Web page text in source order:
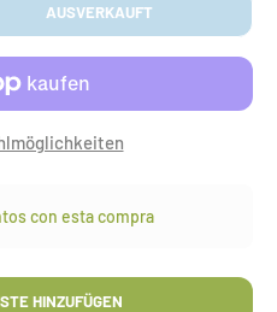
AUSVERKAUFT
con esta compra
HINZUFÜGEN